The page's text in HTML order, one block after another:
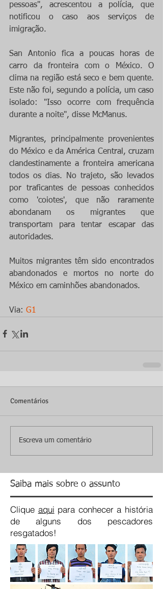
pessoas", acrescentou a polícia, que
notificou o caso aos serviços de
imigração.
San Antonio fica a poucas horas de
carro da fronteira com o México. O
clima na região está seco e bem quente.
Este não foi, segundo a polícia, um caso
isolado: "Isso ocorre com frequência
durante a noite", disse McManus.
Migrantes, principalmente provenientes
do México e da América Central, cruzam
clandestinamente a fronteira americana
todos os dias. No trajeto, são levados
por traficantes de pessoas conhecidos
como 'coiotes', que não raramente
abondanam os migrantes que
transportam para tentar escapar das
autoridades.
Muitos migrantes têm sido encontrados
abandonados e mortos no norte do
México em caminhões abandonados.
Via: G1
Comentários
Escreva um comentário
Saiba mais sobre o assunto
Clique aqui para conhecer a história
de alguns dos pescadores
resgatados!